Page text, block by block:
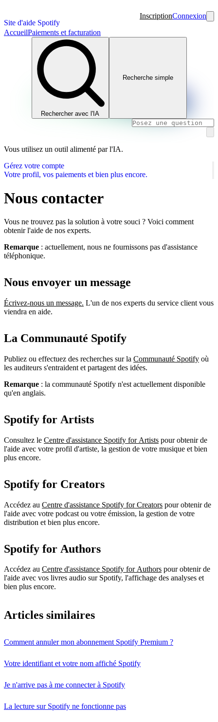
Site d'aide Spotify
InscriptionConnexion
AccueilPaiements et facturation
Rechercher avec l'IA
Recherche simple
Vous utilisez un outil alimenté par l'IA.
Gérez votre compte
Votre profil, vos paiements et bien plus encore.
Nous contacter
Vous ne trouvez pas la solution à votre souci ? Voici comment
obtenir l'aide de nos experts.
Remarque : actuellement, nous ne fournissons pas d'assistance
téléphonique.
Nous envoyer un message
Écrivez-nous un message. L'un de nos experts du service client vous
viendra en aide.
La Communauté Spotify
Publiez ou effectuez des recherches sur la Communauté Spotify où
les auditeurs s'entraident et partagent des idées.
Remarque : la communauté Spotify n'est actuellement disponible
qu'en anglais.
Spotify for Artists
Consultez le Centre d'assistance Spotify for Artists pour obtenir de
l'aide avec votre profil d'artiste, la gestion de votre musique et bien
plus encore.
Spotify for Creators
Accédez au Centre d'assistance Spotify for Creators pour obtenir de
l'aide avec votre podcast ou votre émission, la gestion de votre
distribution et bien plus encore.
Spotify for Authors
Accédez au Centre d'assistance Spotify for Authors pour obtenir de
l'aide avec vos livres audio sur Spotify, l'affichage des analyses et
bien plus encore.
Articles similaires
Comment annuler mon abonnement Spotify Premium ?
Votre identifiant et votre nom affiché Spotify
Je n'arrive pas à me connecter à Spotify
La lecture sur Spotify ne fonctionne pas